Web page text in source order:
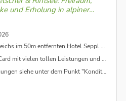
und Erholung in alpiner
saftige
Hotel Seppl mit Sauna, Innen- und Außenpool (gegen Gebühr)
und Ermäßigungen (genauere Infos im Link unter dem Punkt "Leistungen")
siehe unter dem Punkt "Konditionen"